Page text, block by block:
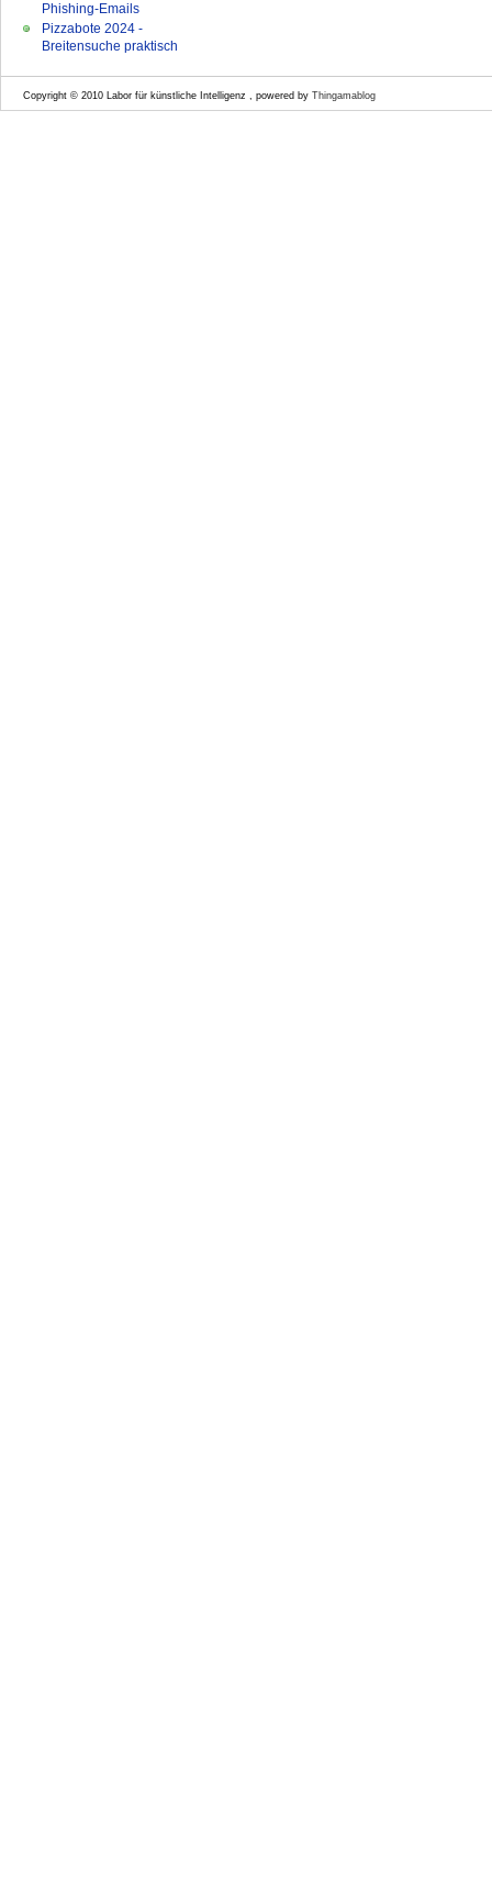
Phishing-Emails
Pizzabote 2024 -
Breitensuche praktisch
Copyright © 2010 Labor für künstliche Intelligenz , powered by Thingamablog